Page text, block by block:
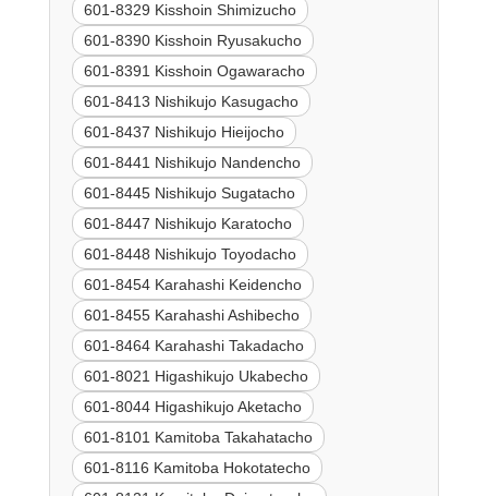
601-8329 Kisshoin Shimizucho
601-8390 Kisshoin Ryusakucho
601-8391 Kisshoin Ogawaracho
601-8413 Nishikujo Kasugacho
601-8437 Nishikujo Hieijocho
601-8441 Nishikujo Nandencho
601-8445 Nishikujo Sugatacho
601-8447 Nishikujo Karatocho
601-8448 Nishikujo Toyodacho
601-8454 Karahashi Keidencho
601-8455 Karahashi Ashibecho
601-8464 Karahashi Takadacho
601-8021 Higashikujo Ukabecho
601-8044 Higashikujo Aketacho
601-8101 Kamitoba Takahatacho
601-8116 Kamitoba Hokotatecho